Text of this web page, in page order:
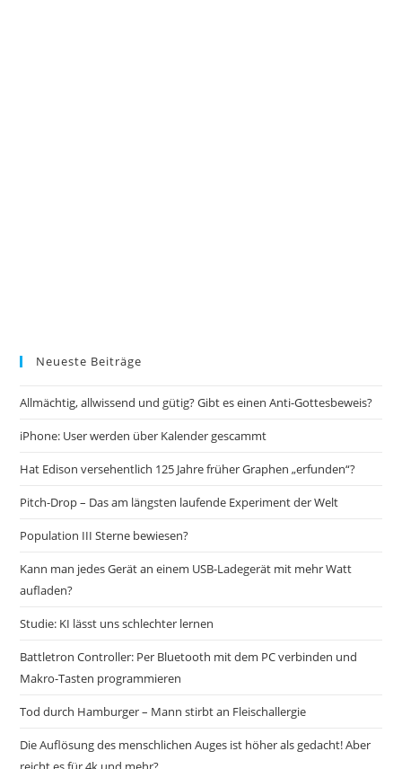
Neueste Beiträge
Allmächtig, allwissend und gütig? Gibt es einen Anti-Gottesbeweis?
iPhone: User werden über Kalender gescammt
Hat Edison versehentlich 125 Jahre früher Graphen „erfunden“?
Pitch-Drop – Das am längsten laufende Experiment der Welt
Population III Sterne bewiesen?
Kann man jedes Gerät an einem USB-Ladegerät mit mehr Watt
aufladen?
Studie: KI lässt uns schlechter lernen
Battletron Controller: Per Bluetooth mit dem PC verbinden und
Makro-Tasten programmieren
Tod durch Hamburger – Mann stirbt an Fleischallergie
Die Auflösung des menschlichen Auges ist höher als gedacht! Aber